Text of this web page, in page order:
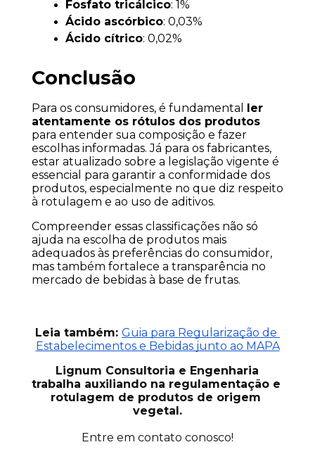
Fosfato tricálcico: 1%
Ácido ascórbico: 0,03%
Ácido cítrico: 0,02%
Conclusão
Para os consumidores, é fundamental ler
atentamente os rótulos dos produtos
para entender sua composição e fazer
escolhas informadas. Já para os fabricantes,
estar atualizado sobre a legislação vigente é
essencial para garantir a conformidade dos
produtos, especialmente no que diz respeito
à rotulagem e ao uso de aditivos.
Compreender essas classificações não só
ajuda na escolha de produtos mais
adequados às preferências do consumidor,
mas também fortalece a transparência no
mercado de bebidas à base de frutas.
Leia também: Guia para Regularização de
Estabelecimentos e Bebidas junto ao MAPA
Lignum Consultoria e Engenharia
trabalha auxiliando na regulamentação e
rotulagem de produtos de origem
vegetal.
Entre em contato conosco!